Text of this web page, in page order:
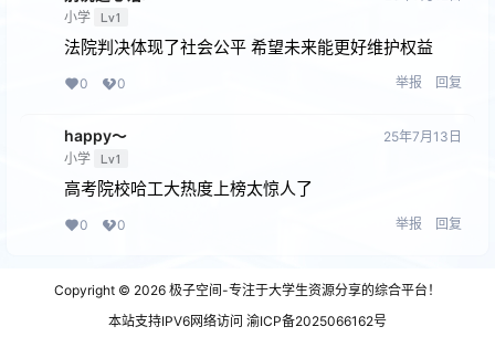
小学 Lv1
法院判决体现了社会公平 希望未来能更好维护权益
0 0 举报 回复
happy～
小学 Lv1
25年7月13日
高考院校哈工大热度上榜太惊人了
0 0 举报 回复
Copyright © 2026 极子空间-专注于大学生资源分享的综合平台！
本站支持IPV6网络访问 渝ICP备2025066162号